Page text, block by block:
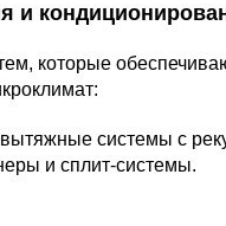
и
которые
системы с
и сплит-системы.